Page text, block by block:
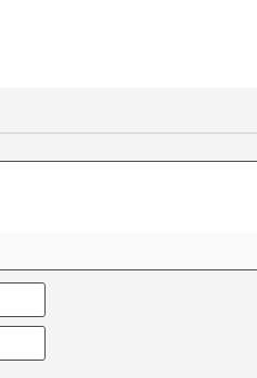
名
無
さ
E
m